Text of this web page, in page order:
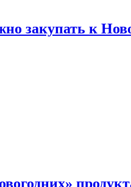
закупать к